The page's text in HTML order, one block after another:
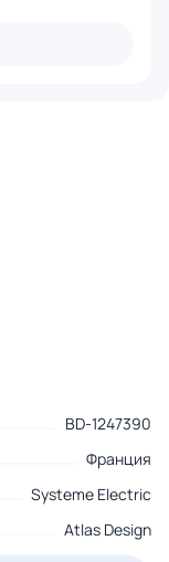
BD-1247390
Франция
Systeme Electric
Atlas Design